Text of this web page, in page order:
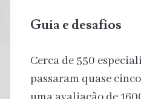
Guia e desafios
Cerca de 550
passaram quase